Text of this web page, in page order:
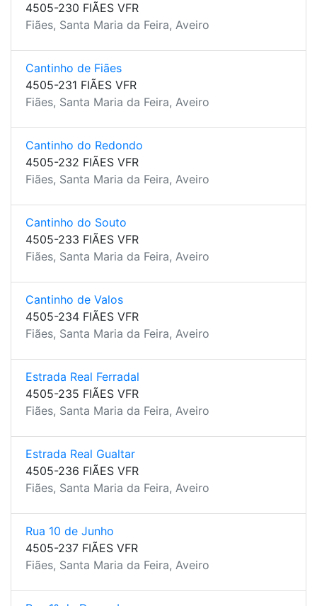
4505-230 FIÃES VFR
Fiães, Santa Maria da Feira, Aveiro
Cantinho de Fiães
4505-231 FIÃES VFR
Fiães, Santa Maria da Feira, Aveiro
Cantinho do Redondo
4505-232 FIÃES VFR
Fiães, Santa Maria da Feira, Aveiro
Cantinho do Souto
4505-233 FIÃES VFR
Fiães, Santa Maria da Feira, Aveiro
Cantinho de Valos
4505-234 FIÃES VFR
Fiães, Santa Maria da Feira, Aveiro
Estrada Real Ferradal
4505-235 FIÃES VFR
Fiães, Santa Maria da Feira, Aveiro
Estrada Real Gualtar
4505-236 FIÃES VFR
Fiães, Santa Maria da Feira, Aveiro
Rua 10 de Junho
4505-237 FIÃES VFR
Fiães, Santa Maria da Feira, Aveiro